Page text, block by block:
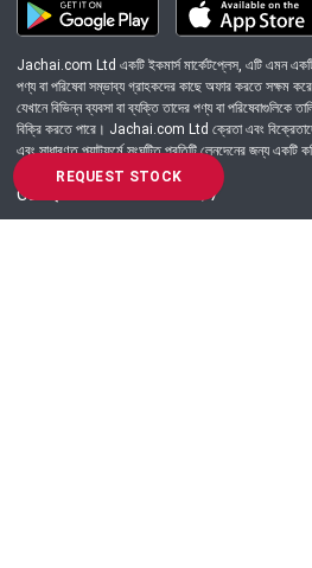
REQUEST STOCK
Jachai.com Ltd একটি ইকমার্স মার্কেটপ্লেস, এটি এমন একটি
পণ্য বা পরিষেবা সম্ভাব্য গ্রাহকদের কাছে অফার করতে সক্ষম
যেখানে বিভিন্ন ব্যবসা বা ব্যক্তি তাদের পণ্য বা
বিক্রি করতে পারে। Jachai.com Ltd ক্রেতা এবং
এবং সাধারণত প্ল্যাটফর্মে সংঘটিত প্রতিটি লেনদেনের জন্য একটি
Got Question? Call us 24/7